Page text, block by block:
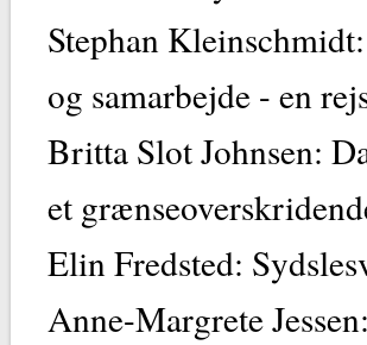
Stephan
og samarbejde - en
Britta Slot Johnsen:
et
Elin Fredsted:
Anne-Margrete